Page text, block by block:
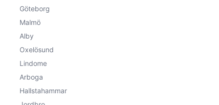
Göteborg
Malmö
Alby
Oxelösund
Lindome
Arboga
Hallstahammar